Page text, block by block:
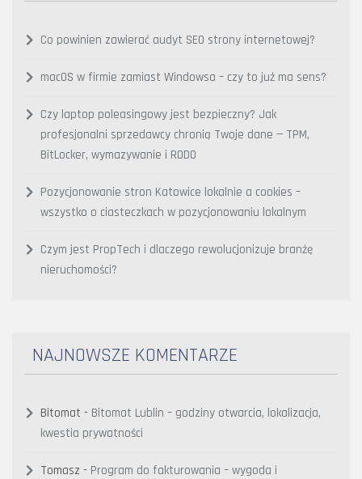
Co powinien zawierać audyt SEO strony internetowej?
macOS w firmie zamiast Windowsa – czy to już ma sens?
Czy laptop poleasingowy jest bezpieczny? Jak
profesjonalni sprzedawcy chronią Twoje dane — TPM,
BitLocker, wymazywanie i RODO
Pozycjonowanie stron Katowice lokalnie a cookies –
wszystko o ciasteczkach w pozycjonowaniu lokalnym
Czym jest PropTech i dlaczego rewolucjonizuje branżę
nieruchomości?
NAJNOWSZE KOMENTARZE
Bitomat - Bitomat Lublin – godziny otwarcia, lokalizacja,
kwestia prywatności
Tomasz - Program do fakturowania – wygoda i